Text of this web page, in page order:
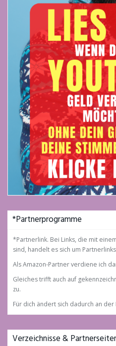
*Partnerprogramme
*Partnerlink. Bei Links, die mit
sind, handelt es sich um
Als Amazon-Partner verdiene ich
Gleiches trifft auch auf
zu.
Für dich ändert sich dadurch an
Verzeichnisse &